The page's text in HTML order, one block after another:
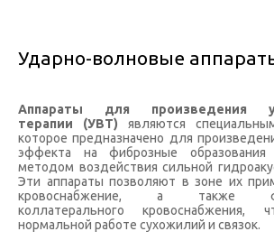
Ударно-волновые
Аппараты для произведения
терапии (УВТ) являются
которое предназначено для
эффекта на фиброзные
методом воздействия сильной
Эти аппараты позволяют в зоне их
кровоснабжение, а также
коллатерального кровоснабжения,
нормальной работе сухожилий и связок.